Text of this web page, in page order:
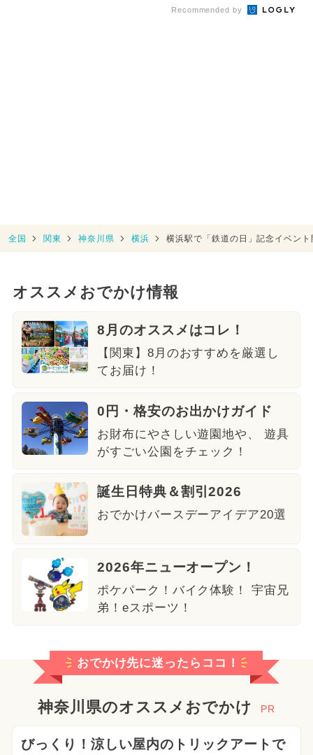
Recommended by
全国 関東 神奈川県 横浜 横浜駅で「鉄道の日」記念イベン
オススメおでかけ情報
8月のオススメはコレ！
【関東】8月のおすすめを厳選し
てお届け！
0円・格安のお出かけガイド
お財布にやさしい遊園地や、 遊具
がすごい公園をチェック！
誕生日特典＆割引2026
おでかけバースデーアイデア20選
2026年ニューオープン！
ポケパーク！バイク体験！ 宇宙兄
弟！eスポーツ！
おでかけ先に迷ったらココ！
神奈川県のオススメおでかけ PR
びっくり！涼しい屋内のトリックアートで